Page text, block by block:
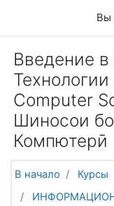
Вы
Введение
Computer
Шиносои
Компютерӣ
В начало
Курсы